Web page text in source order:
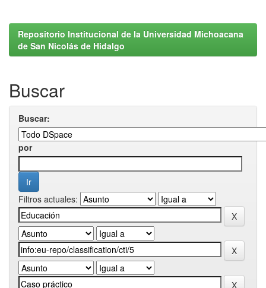
Repositorio Institucional de la Universidad Michoacana
de San Nicolás de Hidalgo
Buscar
Buscar:
por
Filtros actuales: